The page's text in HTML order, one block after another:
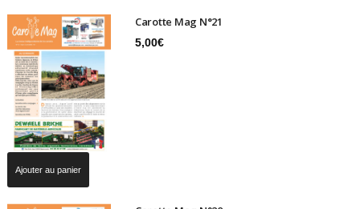
Carotte Mag N°21
5,00€
Ajouter au panier